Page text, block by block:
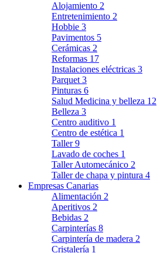
Alojamiento 2
Entretenimiento 2
Hobbie 3
Pavimentos 5
Cerámicas 2
Reformas 17
Instalaciones eléctricas 3
Parquet 3
Pinturas 6
Salud Medicina y belleza 12
Belleza 3
Centro auditivo 1
Centro de estética 1
Taller9
Lavado de coches 1
Taller Automecánico 2
Taller de chapa y pintura 4
Empresas Canarias
Alimentación 2
Aperitivos 2
Bebidas 2
Carpinterías 8
Carpintería de madera 2
Cristalería 1